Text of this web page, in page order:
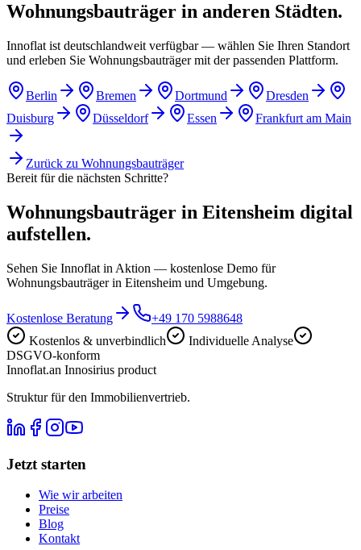
Wohnungsbauträger in anderen Städten.
Innoflat ist deutschlandweit verfügbar — wählen Sie Ihren Standort
und erleben Sie Wohnungsbauträger mit der passenden Plattform.
Berlin Bremen Dortmund
Dresden
Duisburg
Düsseldorf Essen Frankfurt am Main
Zurück zu Wohnungsbauträger
Bereit für die nächsten Schritte?
Wohnungsbauträger in Eitensheim digital
aufstellen.
Sehen Sie Innoflat in Aktion — kostenlose Demo für
Wohnungsbauträger in Eitensheim und Umgebung.
Kostenlose Beratung
+49 170 5988648
Kostenlos & unverbindlich
Individuelle Analyse
DSGVO-konform
Innoflat.an Innosirius product
Struktur für den Immobilienvertrieb.
Jetzt starten
Wie wir arbeiten
Preise
Blog
Kontakt